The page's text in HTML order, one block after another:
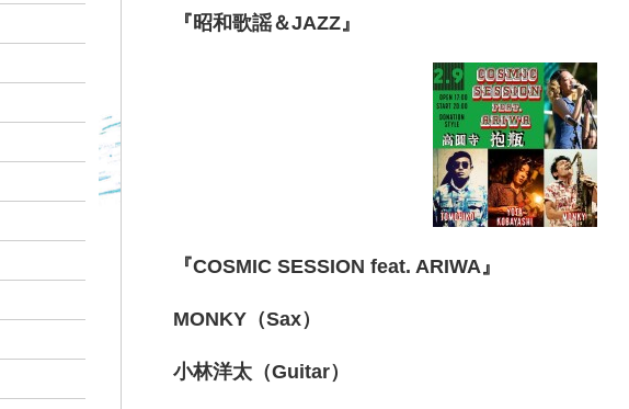
『昭和歌謡＆JAZZ』
『COSMIC SESSION feat. ARIWA』
MONKY（Sax）
小林洋太（Guitar）